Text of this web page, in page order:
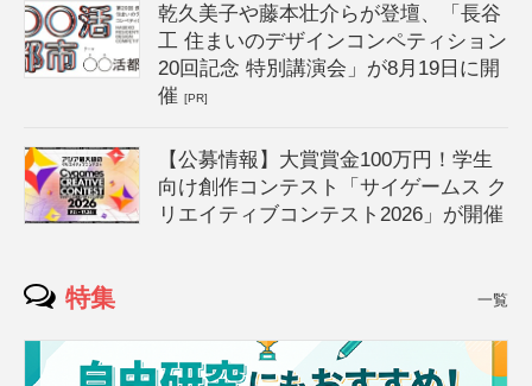
乾久美子や藤本壮介らが登壇、「長谷
工 住まいのデザインコンペティション
20回記念 特別講演会」が8月19日に開
催[PR]
【公募情報】大賞賞金100万円！学生
向け創作コンテスト「サイゲームス ク
リエイティブコンテスト2026」が開催
特集 一覧